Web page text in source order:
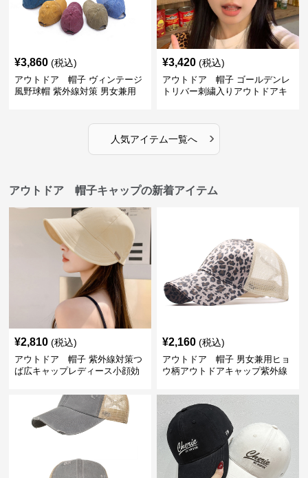
¥3,860 (税込)
アウトドア 帽子 ヴィンテージ
風野球帽 紫外線対策 男女兼用
¥3,420 (税込)
アウトドア 帽子 ゴールデンレ
トリバー刺繍入りアウトドアキ
人気アイテム一覧へ ›
アウトドア 帽子キャップの新着アイテム
¥2,810 (税込)
アウトドア 帽子 紫外線対策つ
ば広キャップレディース小顔効
¥2,160 (税込)
アウトドア 帽子 男女兼用ヒョ
ウ柄アウトドアキャップ紫外線